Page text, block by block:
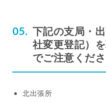
下記の支局・
社変更登記）
でご注意くだ
北出張所